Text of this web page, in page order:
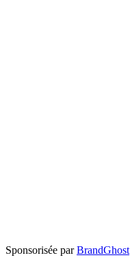
Sponsorisée par BrandGhost